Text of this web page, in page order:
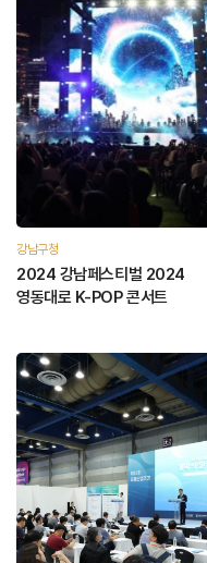
강남구청
2024 강남페스티벌 2024
영동대로 K-POP 콘서트